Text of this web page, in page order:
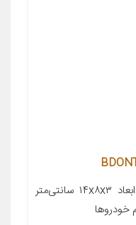
معرفی محصول جزئیات محصول ابعاد ۱۴x۸x۳ سانتی‌متر
خودروها